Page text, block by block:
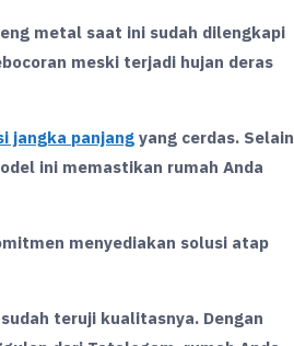
metal saat ini sudah dilengkapi
meski terjadi hujan deras
jangka panjang yang cerdas. Selain
ini memastikan rumah Anda
menyediakan solusi atap
teruji kualitasnya. Dengan